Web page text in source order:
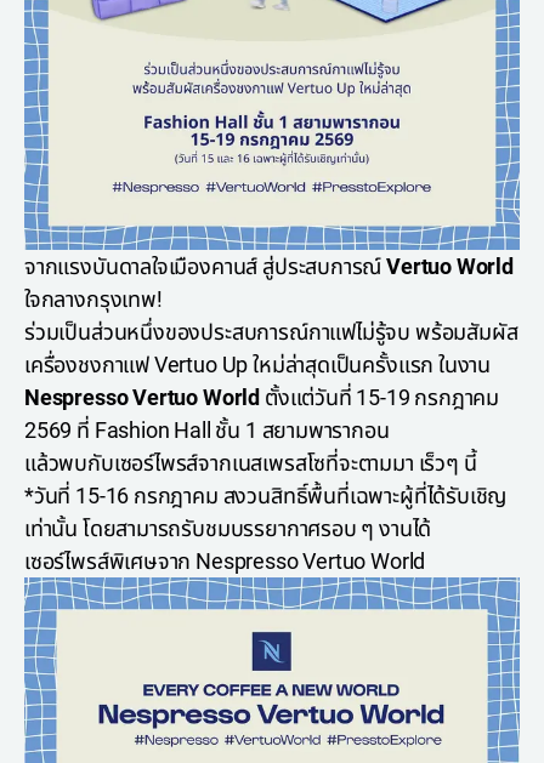
จากแรงบันดาลใจเมืองคานส์ สู่ประสบการณ์Vertuo World
ใจกลางกรุงเทพ!
ร่วมเป็นส่วนหนึ่งของประสบการณ์กาแฟไม่รู้จบ พร้อมสัมผัส
เครื่องชงกาแฟ Vertuo Up ใหม่ล่าสุดเป็นครั้งแรก ในงาน
Nespresso Vertuo World ตั้งแต่วันที่ 15-19 กรกฎาคม
2569 ที่ Fashion Hall ชั้น 1 สยามพารากอน
แล้วพบกับเซอร์ไพรส์จากเนสเพรสโซที่จะตามมา เร็วๆ นี้
*วันที่ 15-16 กรกฎาคม สงวนสิทธิ์พื้นที่เฉพาะผู้ที่ได้รับเชิญ
เท่านั้น โดยสามารถรับชมบรรยากาศรอบ ๆ งานได้
เซอร์ไพรส์พิเศษจาก Nespresso Vertuo World